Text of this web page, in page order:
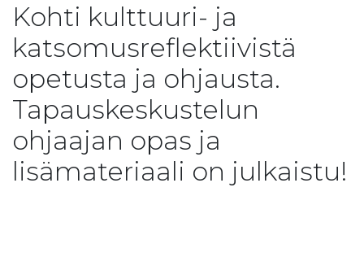
Kohti kulttuuri- ja
katsomusreflektiivistä
opetusta ja ohjausta.
Tapauskeskustelun
ohjaajan opas ja
lisämateriaali on julkaistu!